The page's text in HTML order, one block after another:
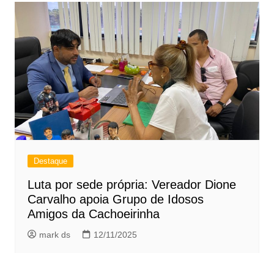
Destaque
Luta por sede própria: Vereador Dione
Carvalho apoia Grupo de Idosos
Amigos da Cachoeirinha
mark ds 12/11/2025